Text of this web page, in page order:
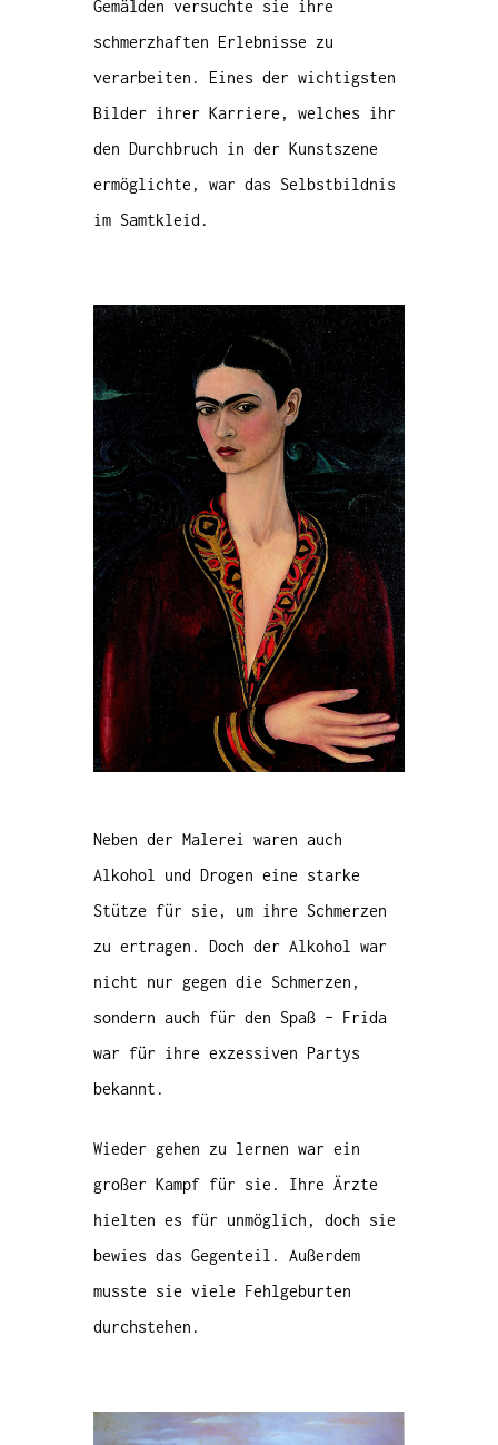
Gemälden versuchte sie ihre
schmerzhaften Erlebnisse zu
verarbeiten. Eines der wichtigsten
Bilder ihrer Karriere, welches ihr
den Durchbruch in der Kunstszene
ermöglichte, war das Selbstbildnis
im Samtkleid.
Neben der Malerei waren auch
Alkohol und Drogen eine starke
Stütze für sie, um ihre Schmerzen
zu ertragen. Doch der Alkohol war
nicht nur gegen die Schmerzen,
sondern auch für den Spaß – Frida
war für ihre exzessiven Partys
bekannt.
Wieder gehen zu lernen war ein
großer Kampf für sie. Ihre Ärzte
hielten es für unmöglich, doch sie
bewies das Gegenteil. Außerdem
musste sie viele Fehlgeburten
durchstehen.